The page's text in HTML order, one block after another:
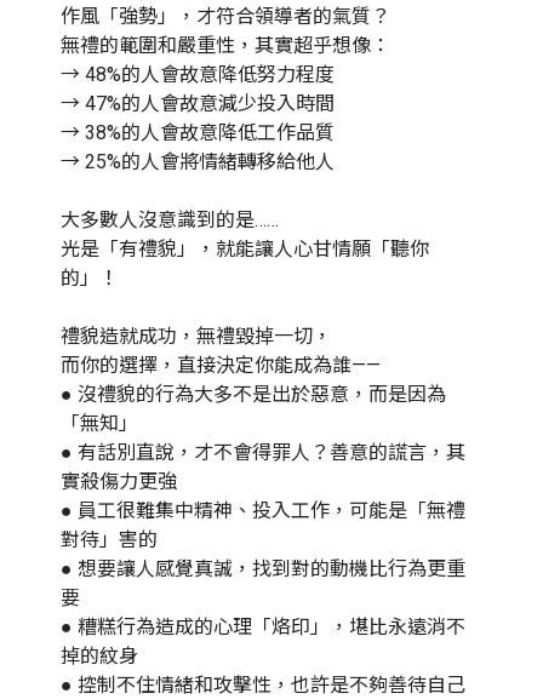
作風「強勢」，才符合領導者的氣質？
無禮的範圍和嚴重性，其實超乎想像：
→ 48%的人會故意降低努力程度
→ 47%的人會故意減少投入時間
→ 38%的人會故意降低工作品質
→ 25%的人會將情緒轉移給他人
大多數人沒意識到的是……
光是「有禮貌」，就能讓人心甘情願「聽你
的」！
禮貌造就成功，無禮毀掉一切，
而你的選擇，直接決定你能成為誰——
● 沒禮貌的行為大多不是出於惡意，而是因為
「無知」
● 有話別直說，才不會得罪人？善意的謊言，其
實殺傷力更強
● 員工很難集中精神、投入工作，可能是「無禮
對待」害的
● 想要讓人感覺真誠，找到對的動機比行為更重
要
● 糟糕行為造成的心理「烙印」，堪比永遠消不
掉的紋身
● 控制不住情緒和攻擊性，也許是不夠善待自己